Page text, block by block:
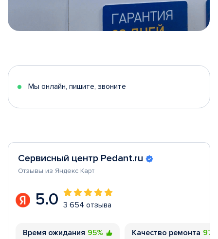
5
Мы онлайн, пишите, звоните
Сервисный центр Pedant.ru
Отзывы из Яндекс Карт
5.0 3 654 отзыва
Время ожидания 95% Качество ремонта